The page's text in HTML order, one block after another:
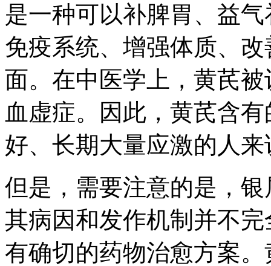
是一种可以补脾胃、益
免疫系统、增强体质、
面。在中医学上，黄芪
血虚症。因此，黄芪含
好、长期大量应激的人
但是，需要注意的是，
其病因和发作机制并不
有确切的药物治愈方案